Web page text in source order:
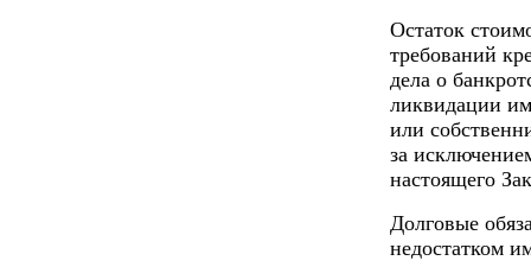
Остаток
требований
дела о
ликвидации
или
за
настоящего
Долговые
недостатком